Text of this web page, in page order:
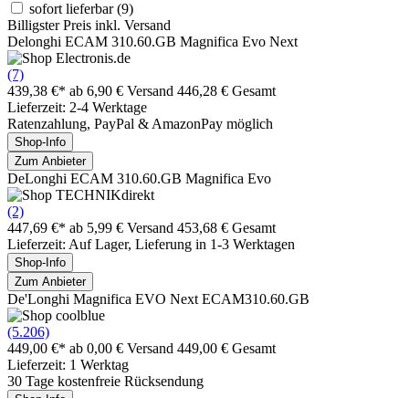
sofort lieferbar(9)
Billigster Preis inkl. Versand
Delonghi ECAM 310.60.GB Magnifica Evo Next
(7)
439,38 €* ab 6,90 € Versand 446,28 € Gesamt
Lieferzeit: 2-4 Werktage
Ratenzahlung, PayPal & AmazonPay möglich
Shop-Info
Zum Anbieter
DeLonghi ECAM 310.60.GB Magnifica Evo
(2)
447,69 €* ab 5,99 € Versand 453,68 € Gesamt
Lieferzeit: Auf Lager, Lieferung in 1-3 Werktagen
Shop-Info
Zum Anbieter
De'Longhi Magnifica EVO Next ECAM310.60.GB
(5.206)
449,00 €* ab 0,00 € Versand 449,00 € Gesamt
Lieferzeit: 1 Werktag
30 Tage kostenfreie Rücksendung